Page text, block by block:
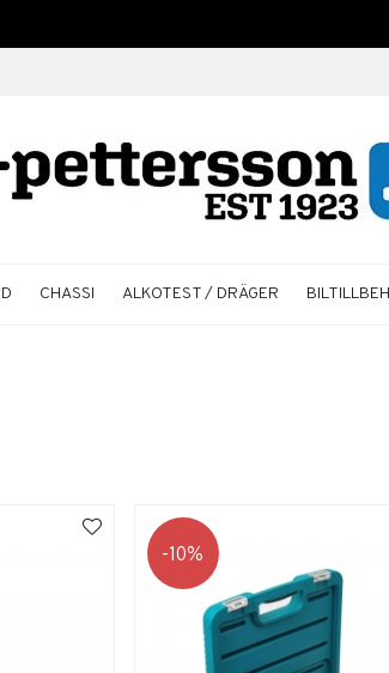
CHASSI ALKOTEST / DRÄGER
10